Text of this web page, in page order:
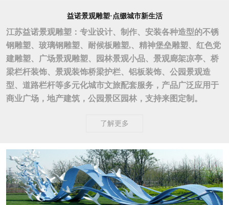
益诺景观雕塑·点缀城市新生活
江苏益诺景观雕塑：专业设计、制作、安装各种造型的不锈
钢雕塑、玻璃钢雕塑、耐候板雕塑,、精神堡垒雕塑、红色党
建雕塑、广场景观雕塑、园林景观小品、景观廊架凉亭、桥
梁栏杆装饰、景观装饰桥梁护栏、铝板装饰、公园景观造
型、道路栏杆等多元化城市文旅配套服务，产品广泛应用于
商业广场，地产建筑，公园景区园林，支持来图定制。
了解更多